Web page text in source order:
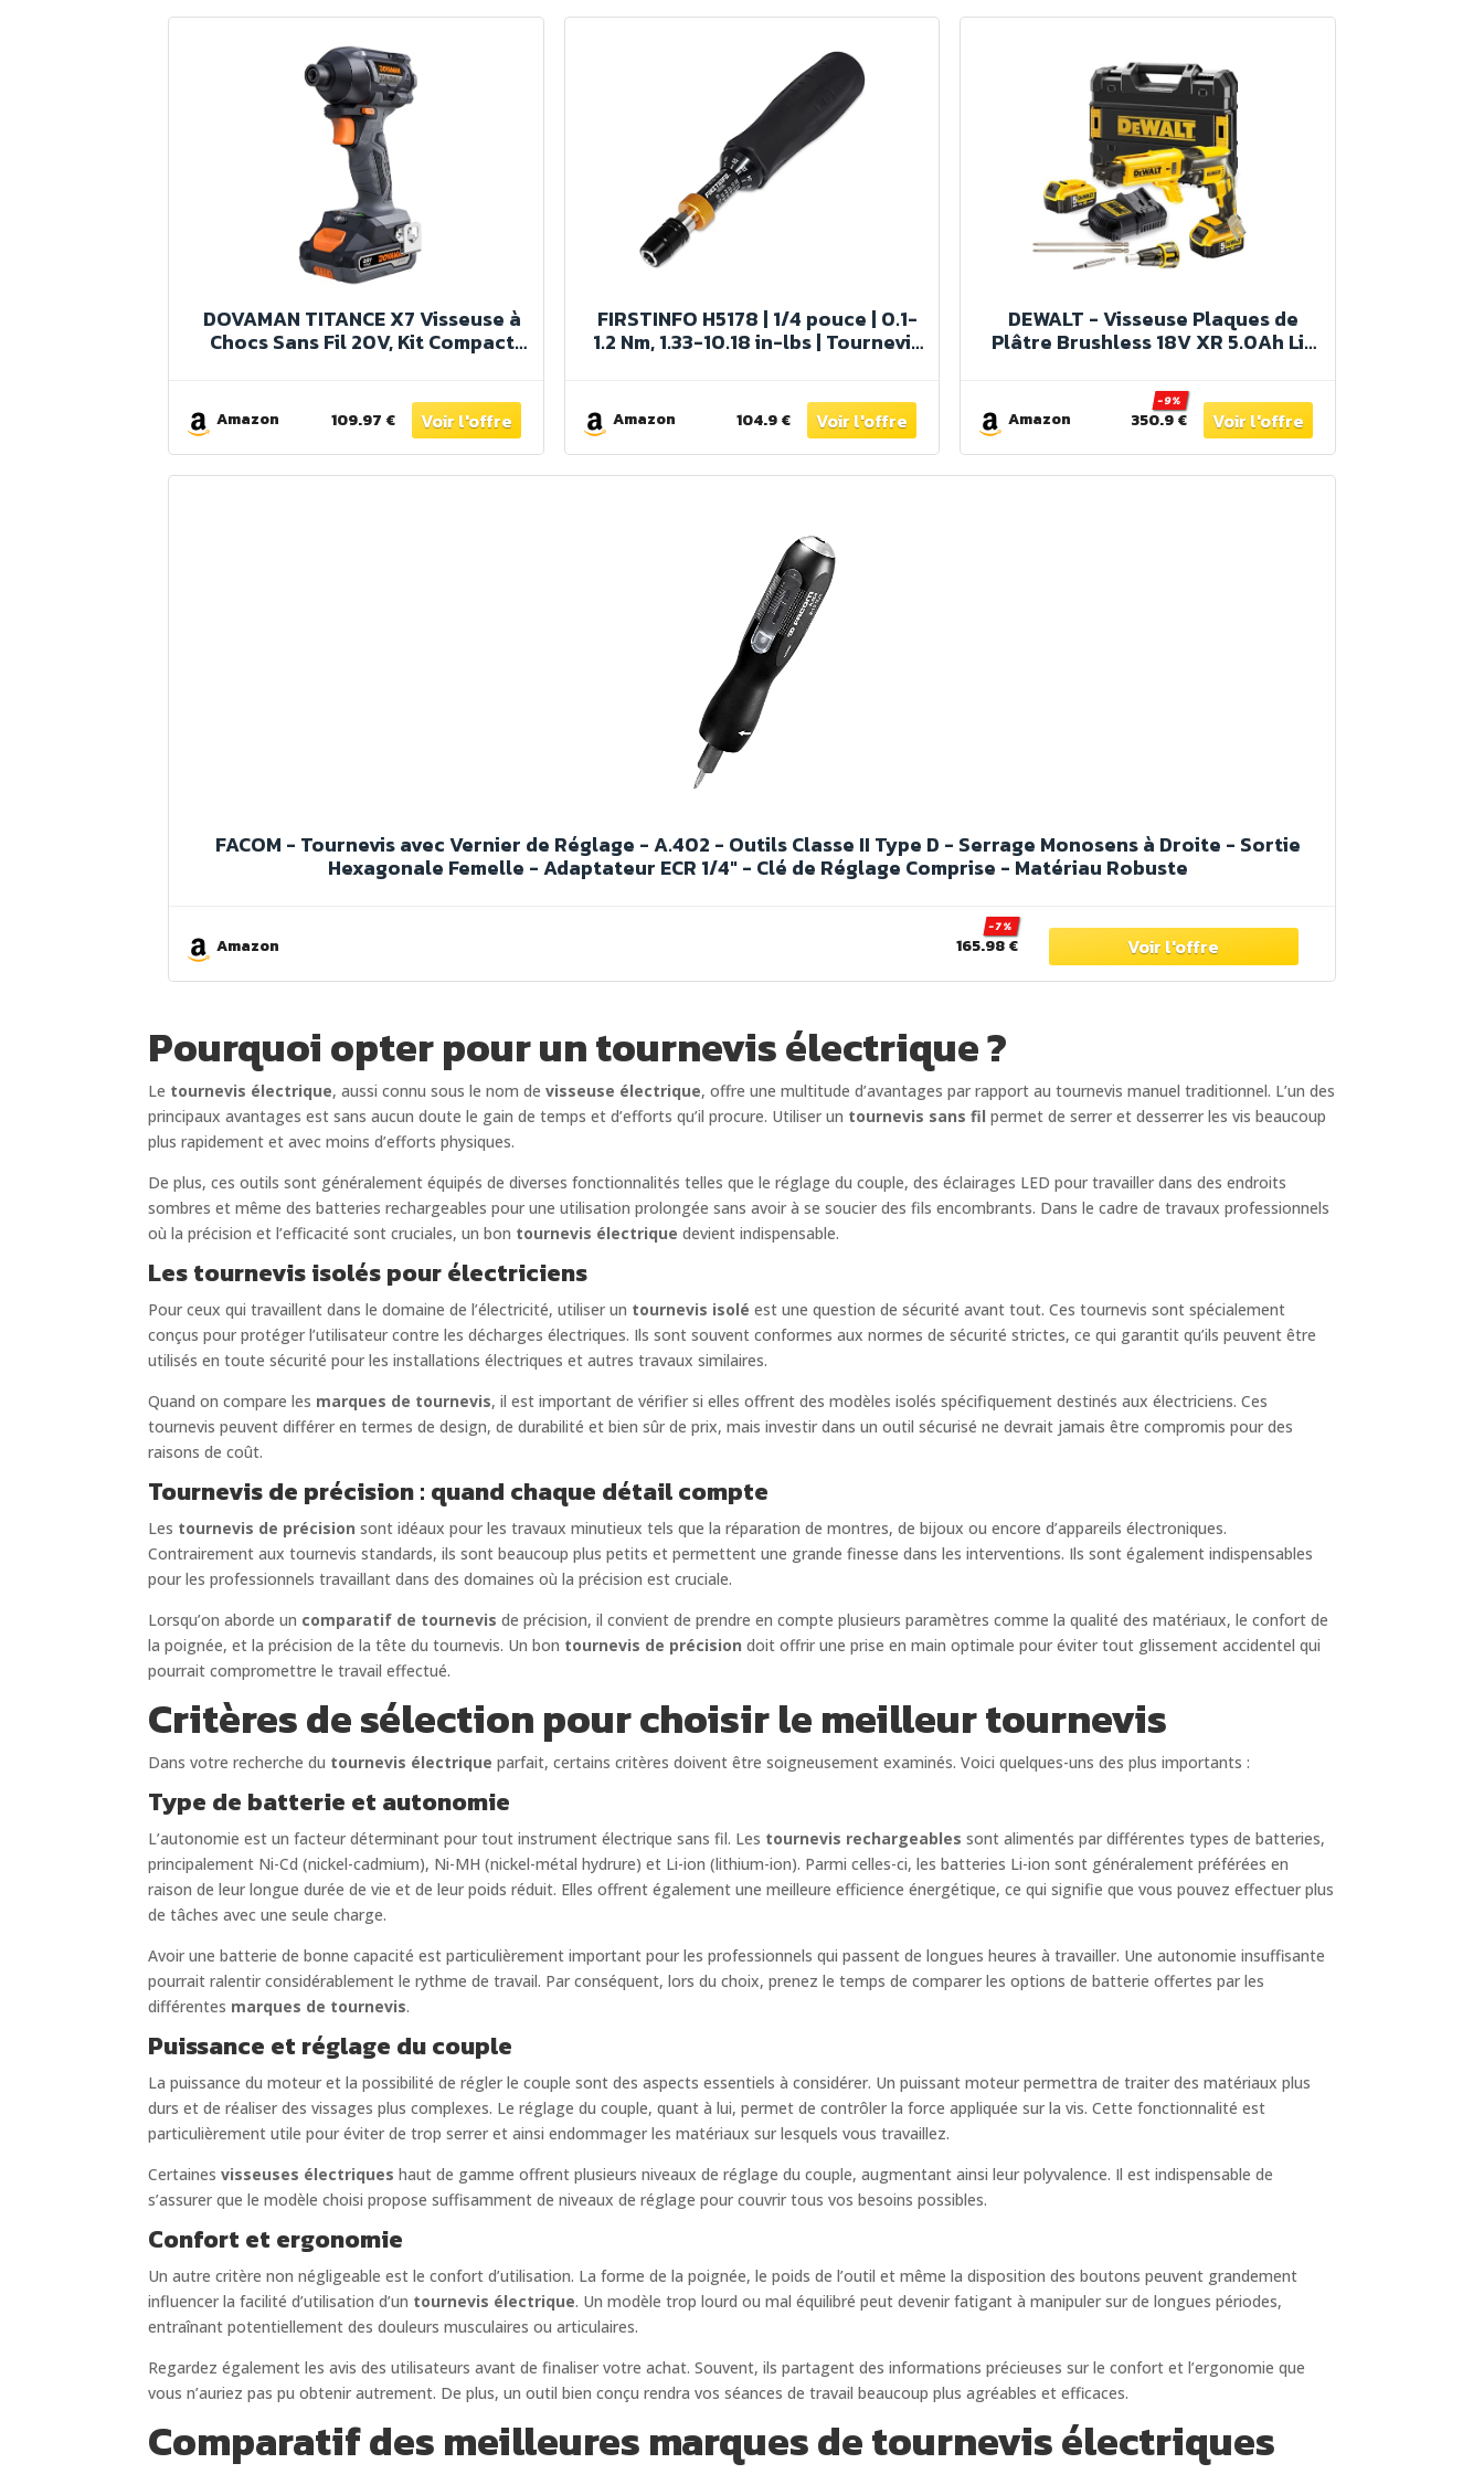
DOVAMAN TITANCE X7 Visseuse à
Chocs Sans Fil 20V, Kit Compact
Batterie & Chargeur–Tournevis
Léger pour Bois, Métal et
Réparations Auto
Amazon 109.97 €
FIRSTINFO H5178 | 1/4 pouce | 0.1-
1.2 Nm, 1.33-10.18 in-lbs | Tournevis
Amazon 104.9 €
DEWALT - Visseuse Plaques de
Plâtre Brushless 18V XR 5.0Ah Li-
Électrique sans Fil avec 2 Batteries
et Chargeur - Vitesse à Vide 0-
4400tr/min - 435W
Amazon 350.9 €
-9%
FACOM - Tournevis avec Vernier de Réglage - A.402 - Outils Classe II Type D - Serrage Monosens à Droite - Sortie
Hexagonale Femelle - Adaptateur ECR 1/4" - Clé de Réglage Comprise - Matériau Robuste
Amazon 165.98 €
-7%
Pourquoi opter pour un tournevis électrique ?
Le tournevis électrique, aussi connu sous le nom devisseuse électrique, offre une multitude d’avantages par rapport au tournevis manuel traditionnel. L’un des
principaux avantages est sans aucun doute le gain de temps et d’efforts qu’il procure. Utiliser un tournevis sans fil permet de serrer et desserrer les vis beaucoup
plus rapidement et avec moins d’efforts physiques.
De plus, ces outils sont généralement équipés de diverses fonctionnalités telles que le réglage du couple, des éclairages LED pour travailler dans des endroits
sombres et même des batteries rechargeables pour une utilisation prolongée sans avoir à se soucier des fils encombrants. Dans le cadre de travaux professionnels
où la précision et l’efficacité sont cruciales, un bon tournevis électrique devient indispensable.
Les tournevis isolés pour électriciens
Pour ceux qui travaillent dans le domaine de l’électricité, utiliser un tournevis isolé est une question de sécurité avant tout. Ces tournevis sont spécialement
conçus pour protéger l’utilisateur contre les décharges électriques. Ils sont souvent conformes aux normes de sécurité strictes, ce qui garantit qu’ils peuvent être
utilisés en toute sécurité pour les installations électriques et autres travaux similaires.
Quand on compare les marques de tournevis, il est important de vérifier si elles offrent des modèles isolés spécifiquement destinés aux électriciens. Ces
tournevis peuvent différer en termes de design, de durabilité et bien sûr de prix, mais investir dans un outil sécurisé ne devrait jamais être compromis pour des
raisons de coût.
Tournevis de précision : quand chaque détail compte
Les tournevis de précision sont idéaux pour les travaux minutieux tels que la réparation de montres, de bijoux ou encore d’appareils électroniques.
Contrairement aux tournevis standards, ils sont beaucoup plus petits et permettent une grande finesse dans les interventions. Ils sont également indispensables
pour les professionnels travaillant dans des domaines où la précision est cruciale.
Lorsqu’on aborde un comparatif de tournevis de précision, il convient de prendre en compte plusieurs paramètres comme la qualité des matériaux, le confort de
la poignée, et la précision de la tête du tournevis. Un bon tournevis de précision doit offrir une prise en main optimale pour éviter tout glissement accidentel qui
pourrait compromettre le travail effectué.
Critères de sélection pour choisir le meilleur tournevis
Dans votre recherche du tournevis électrique parfait, certains critères doivent être soigneusement examinés. Voici quelques-uns des plus importants :
Type de batterie et autonomie
L’autonomie est un facteur déterminant pour tout instrument électrique sans fil. Les tournevis rechargeables sont alimentés par différentes types de batteries,
principalement Ni-Cd (nickel-cadmium), Ni-MH (nickel-métal hydrure) et Li-ion (lithium-ion). Parmi celles-ci, les batteries Li-ion sont généralement préférées en
raison de leur longue durée de vie et de leur poids réduit. Elles offrent également une meilleure efficience énergétique, ce qui signifie que vous pouvez effectuer plus
de tâches avec une seule charge.
Avoir une batterie de bonne capacité est particulièrement important pour les professionnels qui passent de longues heures à travailler. Une autonomie insuffisante
pourrait ralentir considérablement le rythme de travail. Par conséquent, lors du choix, prenez le temps de comparer les options de batterie offertes par les
différentes marques de tournevis.
Puissance et réglage du couple
La puissance du moteur et la possibilité de régler le couple sont des aspects essentiels à considérer. Un puissant moteur permettra de traiter des matériaux plus
durs et de réaliser des vissages plus complexes. Le réglage du couple, quant à lui, permet de contrôler la force appliquée sur la vis. Cette fonctionnalité est
particulièrement utile pour éviter de trop serrer et ainsi endommager les matériaux sur lesquels vous travaillez.
Certainesvisseuses électriques haut de gamme offrent plusieurs niveaux de réglage du couple, augmentant ainsi leur polyvalence. Il est indispensable de
s’assurer que le modèle choisi propose suffisamment de niveaux de réglage pour couvrir tous vos besoins possibles.
Confort et ergonomie
Un autre critère non négligeable est le confort d’utilisation. La forme de la poignée, le poids de l’outil et même la disposition des boutons peuvent grandement
influencer la facilité d’utilisation d’un tournevis électrique. Un modèle trop lourd ou mal équilibré peut devenir fatigant à manipuler sur de longues périodes,
entraînant potentiellement des douleurs musculaires ou articulaires.
Regardez également les avis des utilisateurs avant de finaliser votre achat. Souvent, ils partagent des informations précieuses sur le confort et l’ergonomie que
vous n’auriez pas pu obtenir autrement. De plus, un outil bien conçu rendra vos séances de travail beaucoup plus agréables et efficaces.
Comparatif des meilleures marques de tournevis électriques